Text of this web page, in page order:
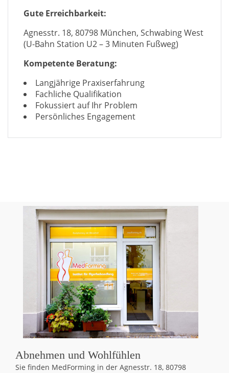
Gute Erreichbarkeit:
Agnesstr. 18, 80798 München, Schwabing West
(U-Bahn Station U2 – 3 Minuten Fußweg)
Kompetente Beratung:
Langjährige Praxiserfahrung
Fachliche Qualifikation
Fokussiert auf Ihr Problem
Persönliches Engagement
Abnehmen und Wohlfühlen
Sie finden MedForming in der Agnesstr. 18, 80798